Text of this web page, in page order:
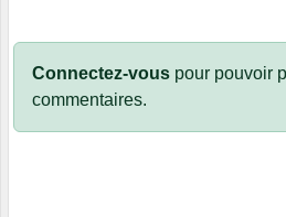
Connectez-vous pour pouvoir
commentaires.